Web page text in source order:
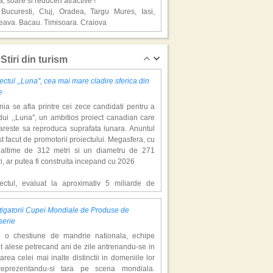
Cluj, Oradea, Targu Mures, Iasi,
Bacau, Timisoara, Craiova
super vacante
Nirvana Cosmopolitan
Cluj, Oradea, Targu Mures, Iasi,
Bacau, Timisoara, Craiova
See, vacante de sezon
Stiri din turism
,,Luna'', cea mai mare cladire sferica din
se afla printre cei zece candidati pentru a
,,Luna'', un ambitios proiect canadian care
sa reproduca suprafata lunara. Anuntul
facut de promotorii proiectului. Megasfera, cu
de 312 metri si un diametru de 271
ar putea fi construita incepand cu 2026
evaluat la aproximativ 5 miliarde de
include un complex de 200 de hectare, cu
facilitati de recreere si zone rezidentiale.
depaseste ideea unui simplu hotel
de turisti anual. �Luna� ar putea deveni
de top, 2,5 milioane de vizitatori fiind
sa experimenteze exclusiv simularea
lunare.
Cupei Mondiale de Produse de
o chestiune de mandrie nationala, echipe
alese petrecand ani de zile antrenandu-se in
celei mai inalte distinctii in domeniile lor
si tara pe scena mondiala.